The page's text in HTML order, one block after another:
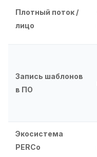
Плотный поток /
лицо
Запись шаблонов
в ПО
Экосистема
PERCo